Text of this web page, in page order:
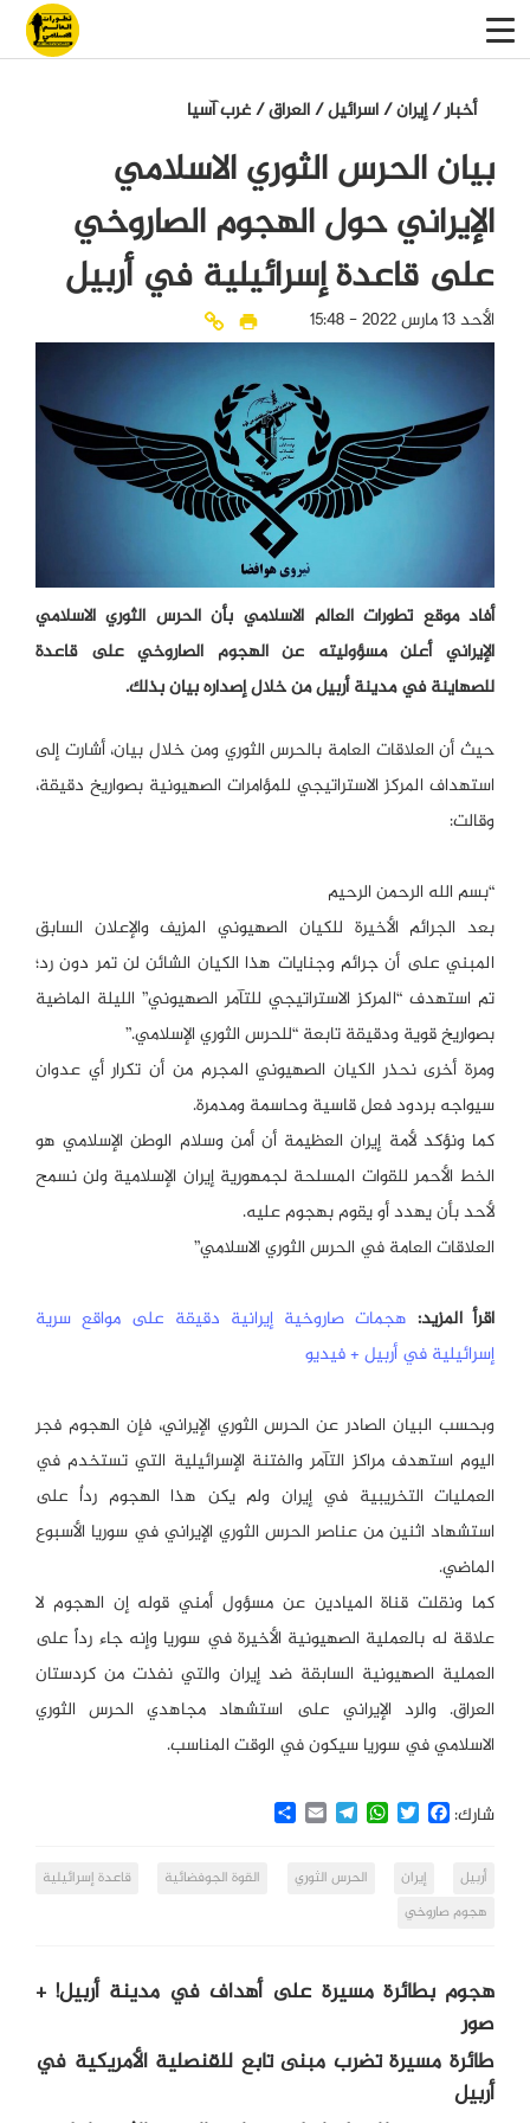
أخبار/إيران/اسرائيل/العراق/غرب آسيا
بيان الحرس الثوري الاسلامي
الإيراني حول الهجوم الصاروخي
على قاعدة إسرائيلية في أربيل
الأحد 13 مارس 2022 - 15:48
أفاد موقع تطورات العالم الاسلامي بأن الحرس الثوري الاسلامي
الإيراني أعلن مسؤوليته عن الهجوم الصاروخي على قاعدة
للصهاينة في مدينة أربيل من خلال إصداره بيان بذلك.
حيث أن العلاقات العامة بالحرس الثوري ومن خلال بيان، أشارت إلى
استهداف المركز الاستراتيجي للمؤامرات الصهيونية بصواريخ دقيقة،
وقالت:
“بسم الله الرحمن الرحيم
بعد الجرائم الأخيرة للكيان الصهيوني المزيف والإعلان السابق
المبني على أن جرائم وجنايات هذا الكيان الشائن لن تمر دون رد؛
تم استهدف “المركز الاستراتيجي للتآمر الصهيوني” الليلة الماضية
بصواريخ قوية ودقيقة تابعة “للحرس الثوري الإسلامي.”
ومرة أخرى نحذر الكيان الصهيوني المجرم من أن تكرار أي عدوان
سيواجه بردود فعل قاسية وحاسمة ومدمرة.
كما ونؤكد لأمة إيران العظيمة أن أمن وسلام الوطن الإسلامي هو
الخط الأحمر للقوات المسلحة لجمهورية إيران الإسلامية ولن نسمح
لأحد بأن يهدد أو يقوم بهجوم عليه.
العلاقات العامة في الحرس الثوري الاسلامي”
اقرأ المزيد: هجمات صاروخية إيرانية دقيقة على مواقع سرية
إسرائيلية في أربيل + فيديو
وبحسب البيان الصادر عن الحرس الثوري الإيراني، فإن الهجوم فجر
اليوم استهدف مراكز التآمر والفتنة الإسرائيلية التي تستخدم في
العمليات التخريبية في إيران ولم يكن هذا الهجوم رداٌ على
استشهاد اثنين من عناصر الحرس الثوري الإيراني في سوريا الأسبوع
الماضي.
كما ونقلت قناة الميادين عن مسؤول أمني قوله إن الهجوم لا
علاقة له بالعملية الصهيونية الأخيرة في سوريا وإنه جاء رداً على
العملية الصهيونية السابقة ضد إيران والتي نفذت من كردستان
العراق. والرد الإيراني على استشهاد مجاهدي الحرس الثوري
الاسلامي في سوريا سيكون في الوقت المناسب.
شارك: Facebook
Twitter
WhatsApp
Telegram
Email
Share
أربيل إيران الحرس الثوري القوة الجوفضائية
قاعدة إسرائيلية
هجوم صاروخي
هجوم بطائرة مسيرة على أهداف في مدينة أربيل! +
صور
طائرة مسيرة تضرب مبنى تابع للقنصلية الأمريكية في
أربيل